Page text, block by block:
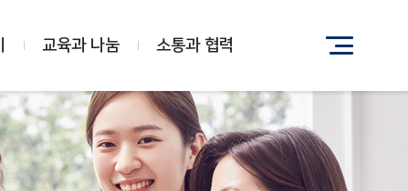
교육과 나눔 소통과 협력